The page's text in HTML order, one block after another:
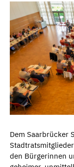
Dem Saarbrücker
den Bürgerinnen